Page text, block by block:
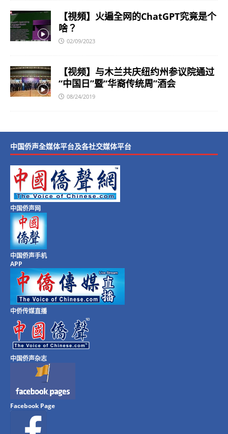
【視頻】火遍全网的ChatGPT究竟是个
啥？
02/09/2023
【视频】与木兰共庆纽约州参议院通过
“中国日”暨“华裔传统周”酒会
08/24/2019
中国侨声全媒体平台及各社交媒体平台
中国侨声网
中国侨声手机
APP
中侨传媒直播
中国侨声杂志
Facebook Page